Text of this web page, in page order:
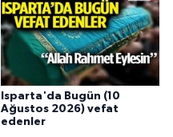
Isparta'da Bugün (10
Ağustos 2026) vefat
edenler